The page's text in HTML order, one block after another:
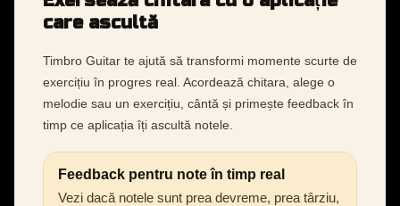
care ascultă
Timbro Guitar te ajută să transformi momente scurte de
exercițiu în progres real. Acordează chitara, alege o
melodie sau un exercițiu, cântă și primește feedback în
timp ce aplicația îți ascultă notele.
Feedback pentru note în timp real
Vezi dacă notele sunt prea devreme, prea târziu,